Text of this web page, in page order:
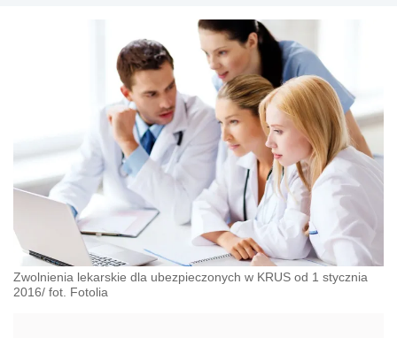
Zwolnienia lekarskie dla ubezpieczonych w KRUS od 1 stycznia
2016/ fot. Fotolia